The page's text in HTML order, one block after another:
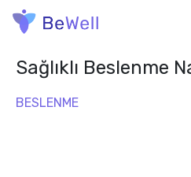
Sağlıklı Beslenme
BESLENME